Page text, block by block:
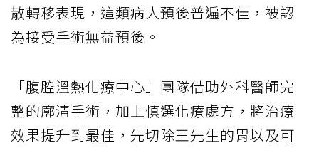
散轉移表現，這類病人預後普遍不佳，被認
為接受手術無益預後。
「腹腔溫熱化療中心」團隊借助外科醫師完
整的廓清手術，加上慎選化療處方，將治療
效果提升到最佳，先切除王先生的胃以及可